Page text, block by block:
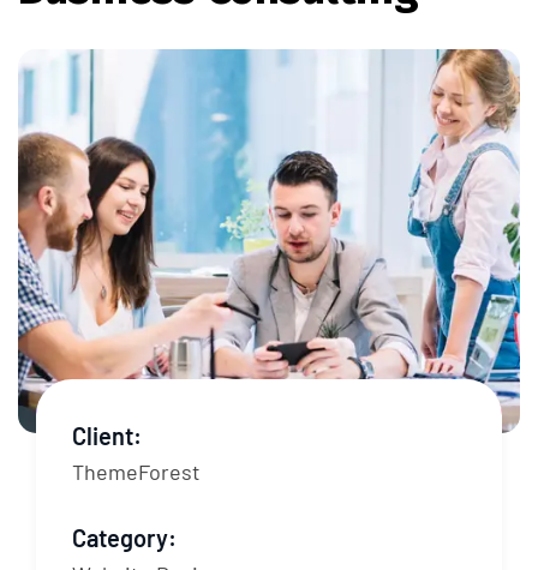
Client:
ThemeForest
Category: